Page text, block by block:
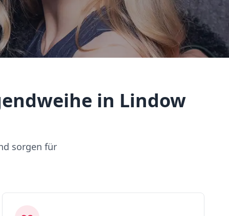
in Lindow
sorgen für